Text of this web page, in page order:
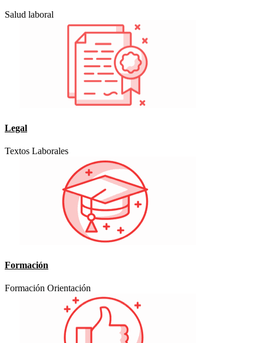
Salud laboral
Legal
Textos Laborales
Formación
Formación Orientación